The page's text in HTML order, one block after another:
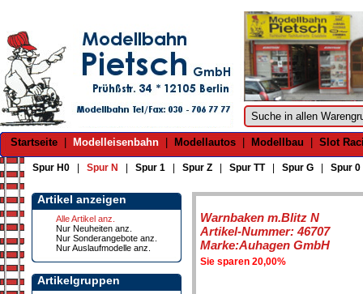
Startseite Modelleisenbahn Modellautos Modellbau Slot
Spur H0 Spur N Spur 1 Spur Z Spur TT| Spur G Spur 0
Artikel anzeigen
Alle Artikel anz.
Nur Neuheiten anz.
Nur Sonderangebote anz.
Nur Auslaufmodelle anz.
Artikelgruppen
Warnbaken m.Blitz N
Artikel-Nummer: 46707
Marke:Auhagen GmbH
Sie sparen 20,00%